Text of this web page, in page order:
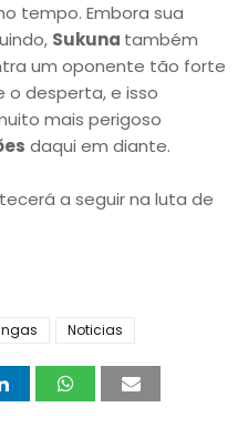
tempo. Embora sua
Sukuna também
um oponente tão forte
o desperta, e isso
mais perigoso
daqui em diante.
a seguir na luta de
Noticias